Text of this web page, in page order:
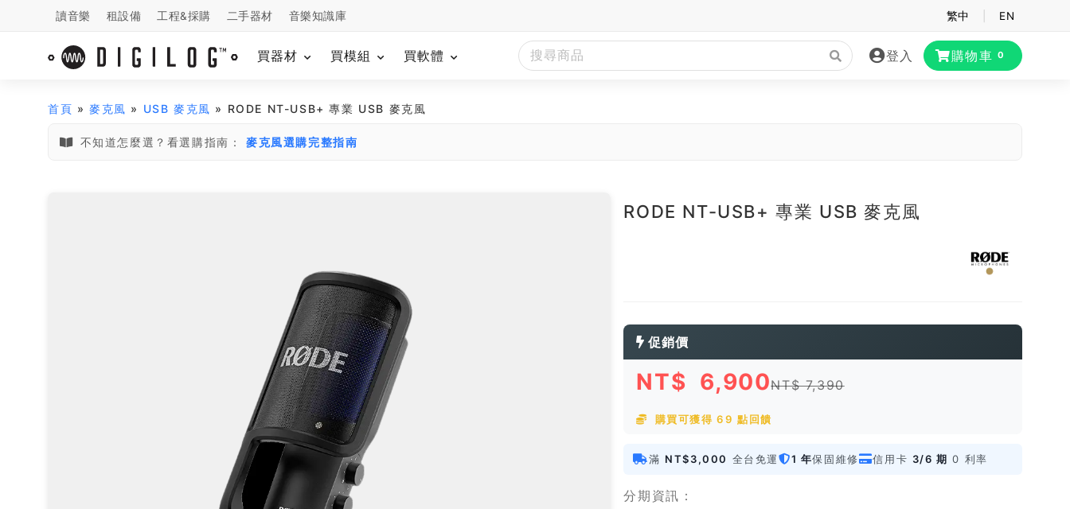
讀音樂 租設備 工程&採購 二手器材 音樂知識庫 繁中 EN
買器材 買模組 買軟體 登入 購物車 0
首頁 »麥克風 » USB 麥克風 » RODE NT-USB+ 專業 USB 麥克風
不知道怎麼選？看選購指南： 麥克風選購完整指南
RODE NT-USB+ 專業 USB 麥克風
促銷價
NT$ 6,900NT$ 7,390
購買可獲得 69 點回饋
滿 NT$3,000 全台免運 1 年保固維修 信用卡 3/6 期 0 利率
分期資訊：